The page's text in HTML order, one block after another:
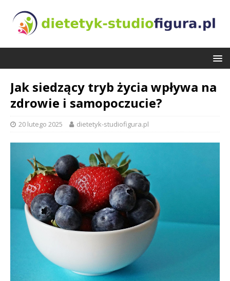
Jak siedzący tryb życia wpływa na
zdrowie i samopoczucie?
20 lutego 2025 dietetyk-studiofigura.pl